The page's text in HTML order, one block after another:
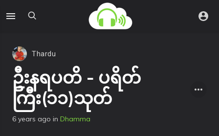
Thardu
ဦးနရပတိ - ပရိတ်
ကြီး(၁၁)သုတ်
6 years ago in Dhamma